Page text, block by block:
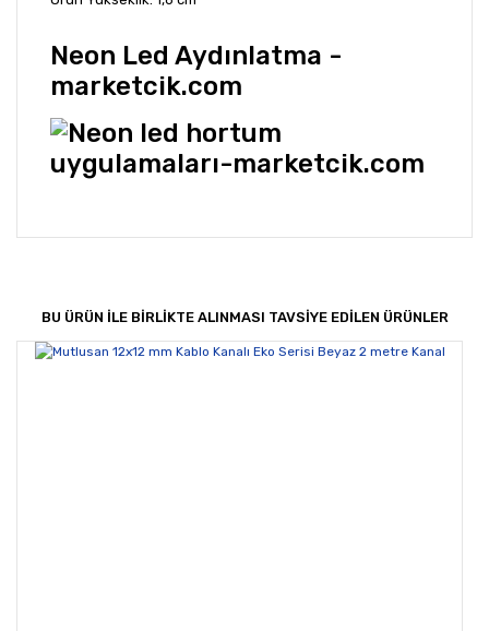
Neon Led Aydınlatma -
marketcik.com
Yorum Yaz
Bu ürünün fiyat bilgisi, resim, ürün açıklamalarında ve
Ürün resmi kalitesiz, bozuk veya görüntülenemiyor.
BU ÜRÜN İLE BİRLİKTE ALINMASI TAVSİYE EDİLEN ÜRÜNLER